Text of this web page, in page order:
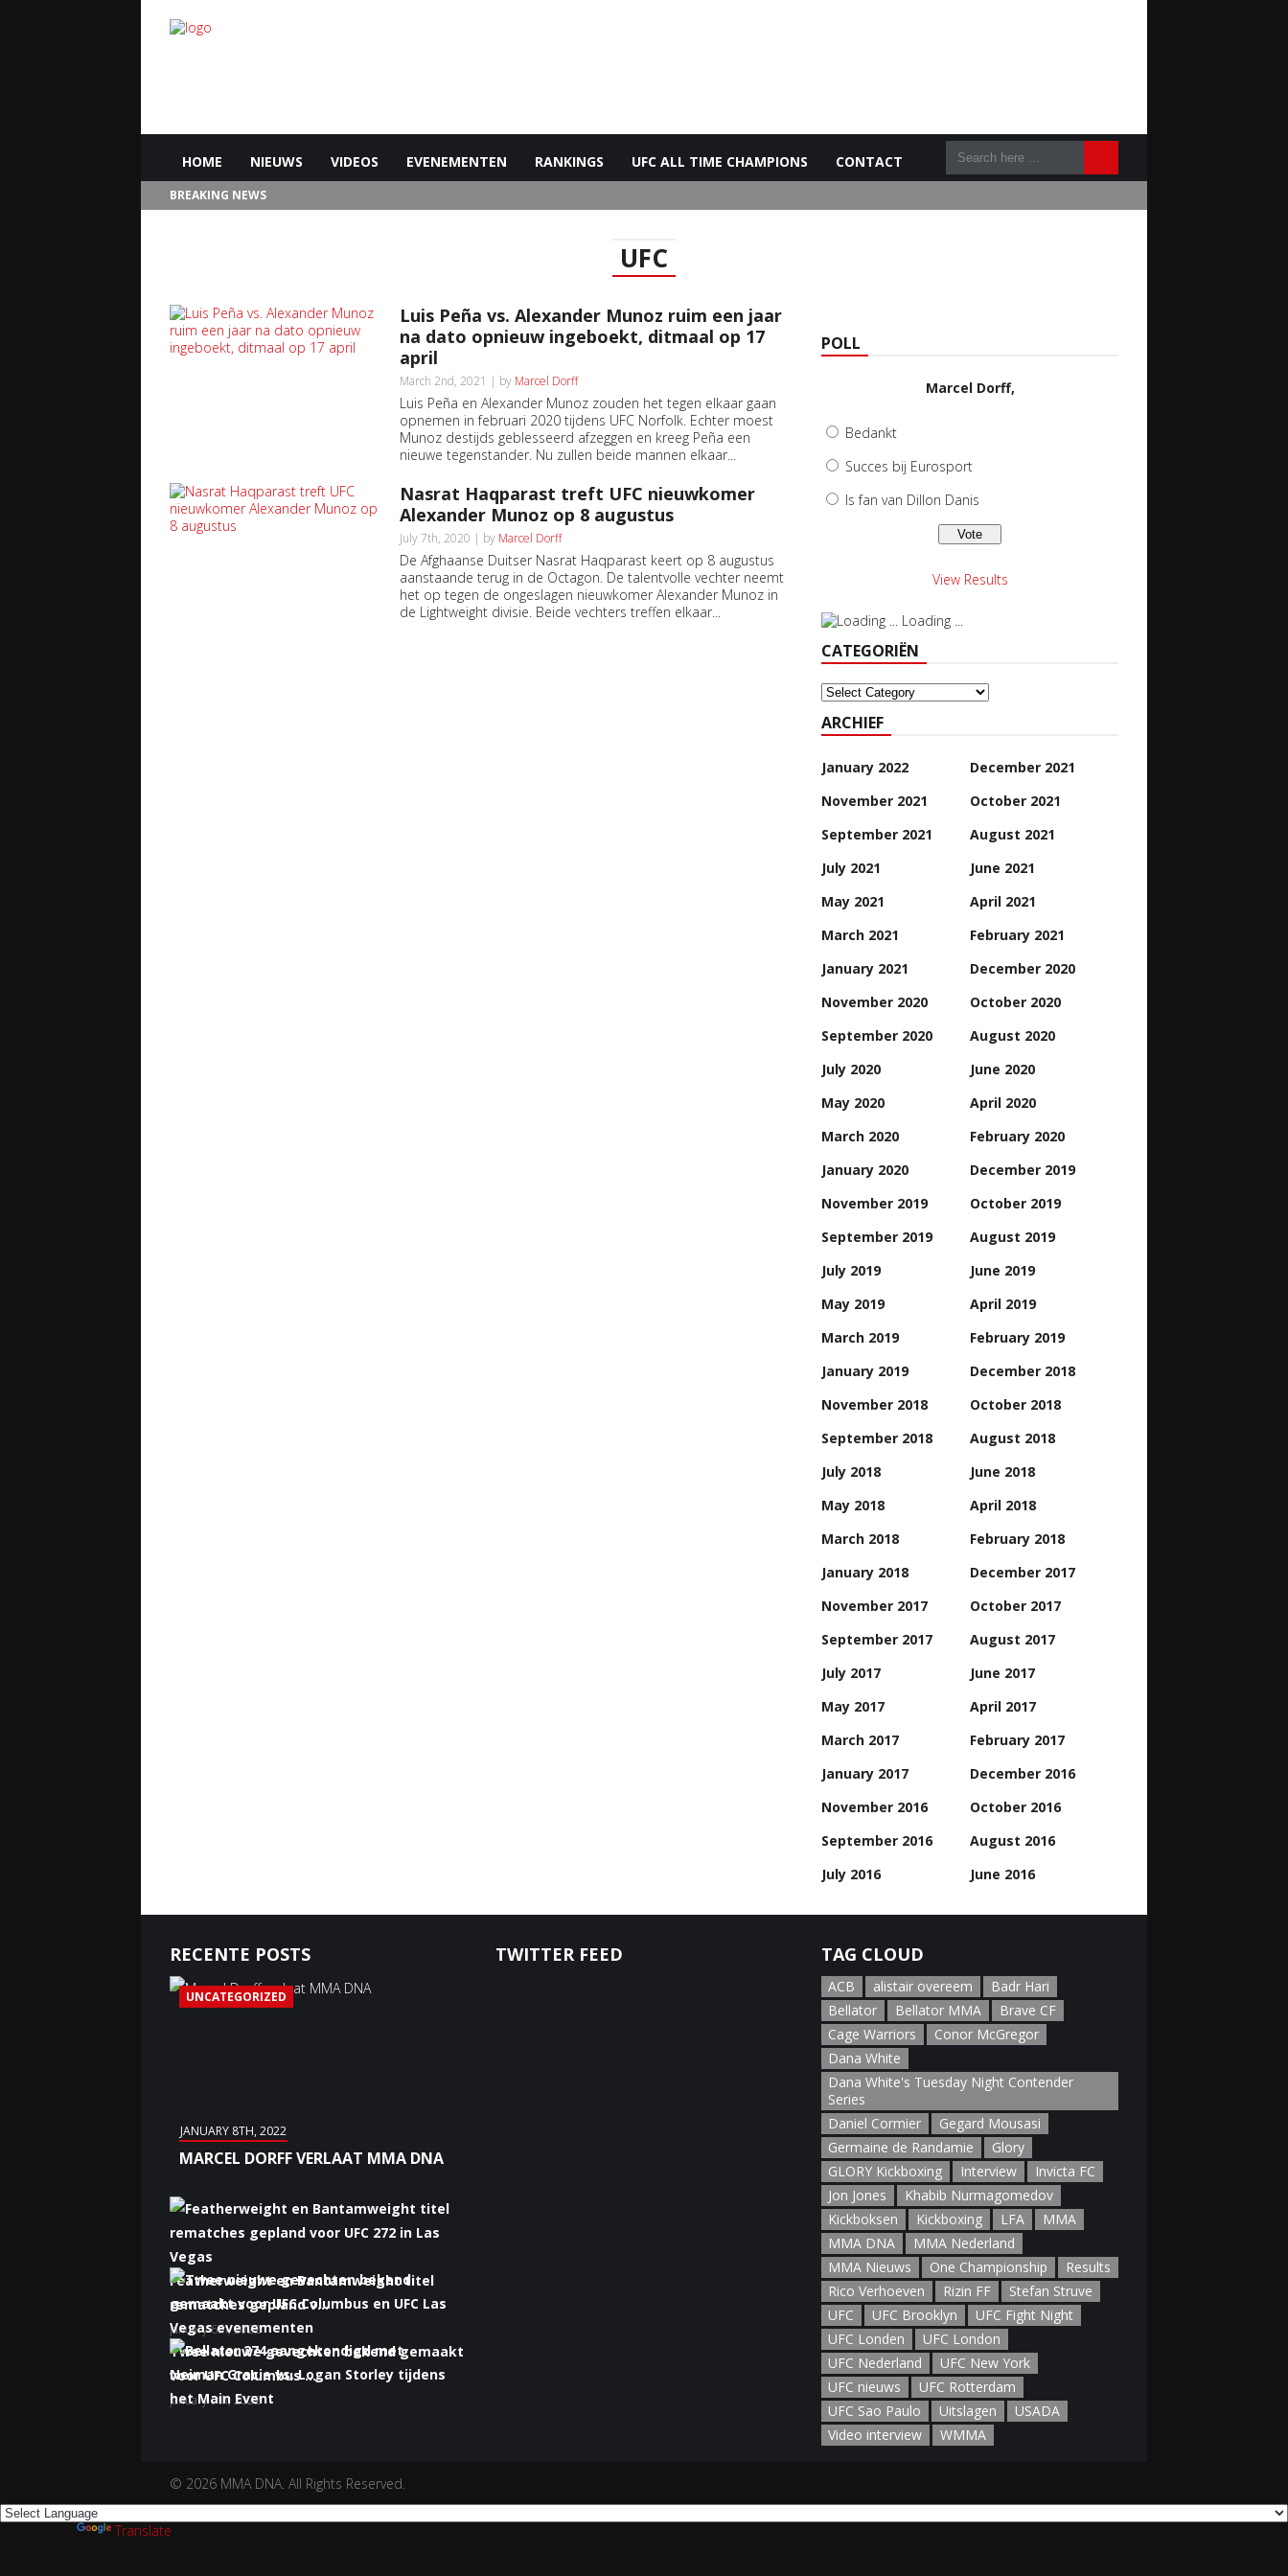
HOME NIEUWS VIDEOS EVENEMENTEN RANKINGS UFC ALL TIME CHAMPIONS CONTACT
BREAKING NEWS
UFC
Luis Peña vs. Alexander Munoz ruim een jaar
na dato opnieuw ingeboekt, ditmaal op 17
april
March 2nd, 2021 | by Marcel Dorff
Luis Peña en Alexander Munoz zouden het tegen elkaar gaan
opnemen in februari 2020 tijdens UFC Norfolk. Echter moest
Munoz destijds geblesseerd afzeggen en kreeg Peña een
nieuwe tegenstander. Nu zullen beide mannen elkaar...
Nasrat Haqparast treft UFC nieuwkomer
Alexander Munoz op 8 augustus
July 7th, 2020 | by Marcel Dorff
De Afghaanse Duitser Nasrat Haqparast keert op 8 augustus
aanstaande terug in de Octagon. De talentvolle vechter neemt
het op tegen de ongeslagen nieuwkomer Alexander Munoz in
de Lightweight divisie. Beide vechters treffen elkaar...
POLL
Marcel Dorff,
Bedankt
Succes bij Eurosport
Is fan van Dillon Danis
View Results
Loading ...
CATEGORIËN
Categoriën
ARCHIEF
January 2022
December 2021
November 2021
October 2021
September 2021
August 2021
July 2021
June 2021
May 2021
April 2021
March 2021
February 2021
January 2021
December 2020
November 2020
October 2020
September 2020
August 2020
July 2020
June 2020
May 2020
April 2020
March 2020
February 2020
January 2020
December 2019
November 2019
October 2019
September 2019
August 2019
July 2019
June 2019
May 2019
April 2019
March 2019
February 2019
January 2019
December 2018
November 2018
October 2018
September 2018
August 2018
July 2018
June 2018
May 2018
April 2018
March 2018
February 2018
January 2018
December 2017
November 2017
October 2017
September 2017
August 2017
July 2017
June 2017
May 2017
April 2017
March 2017
February 2017
January 2017
December 2016
November 2016
October 2016
September 2016
August 2016
July 2016
June 2016
RECENTE POSTS
UNCATEGORIZED
JANUARY 8TH, 2022
MARCEL DORFF VERLAAT MMA DNA
Featherweight en Bantamweight titel
rematches gepland v...
January 6th, 2022
Twee nieuwe gevechten bekend gemaakt
voor UFC Columbus ...
January 5th, 2022
TWITTER FEED TAG CLOUD
ACB alistair overeem
Badr Hari
Bellator
Bellator MMA
Brave CF
Cage Warriors
Conor McGregor
Dana White
Dana White's Tuesday Night Contender
Series
Daniel Cormier
Gegard Mousasi
Germaine de Randamie
Glory
GLORY Kickboxing
Interview
Invicta FC
Jon Jones
Khabib Nurmagomedov
Kickboksen
Kickboxing LFA
MMA
MMA DNA
MMA Nederland
MMA Nieuws
One Championship
Results
Rico Verhoeven
Rizin FF
Stefan Struve
UFC
UFC Brooklyn
UFC Fight Night
UFC Londen
UFC London
UFC Nederland
UFC New York
UFC nieuws
UFC Rotterdam
UFC Sao Paulo
Uitslagen
USADA
Video interview
WMMA
© 2026 MMA DNA. All Rights Reserved.
Translate